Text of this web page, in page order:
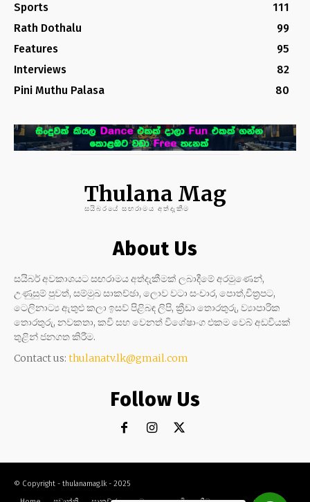
Sports
111
Rath Dothalu
99
Features
95
Interviews
82
Pini Muthu Palasa
80
Thulana Mag
සයිබරයේ සඟරාමය අත්දැකීම
About Us
සයිබර් අවකාශයට සඟරාමය අත්දැකීමක් ලබාදීමේ අරමුණෙන්,
උණුසුම් පුවත්, සම්මුඛ සාකච්ඡා, ලොව වටා සංචාර, පොත්,චිත්‍රපට,
ටෙලිනාට්‍ය ඇතුළු කලා ඉසව් පිළිබඳ ලිපි, ක්‍රීඩා තොරතුරු, ව්‍යාපාරික
තොරතුරු, නවකතා, කවි සහ වෙනත් විශේෂාංග එකම වෙබ් අඩවියක්
තුළින් ජනගත කිරීම.
Contact us: thulanatv.lk@gmail.com
Follow Us
© Copyright - thulanamag.lk - 2025